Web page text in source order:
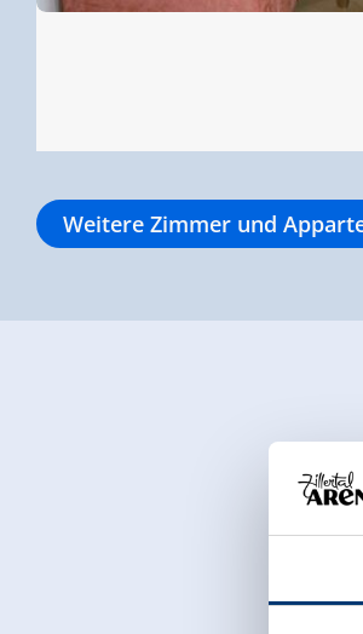
Weitere Zimmer und